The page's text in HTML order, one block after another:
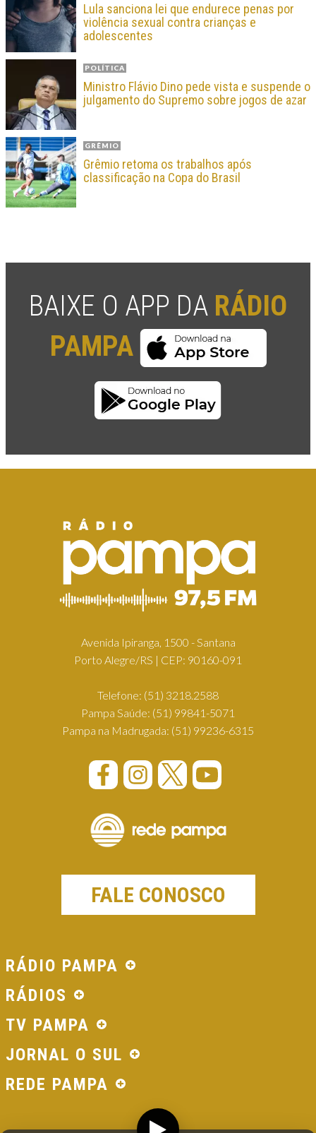
Lula sanciona lei que endurece penas por
violência sexual contra crianças e
adolescentes
POLÍTICA
Ministro Flávio Dino pede vista e suspende o
julgamento do Supremo sobre jogos de azar
GRÊMIO
Grêmio retoma os trabalhos após
classificação na Copa do Brasil
BAIXE O APP DA RÁDIO
PAMPA
Avenida Ipiranga, 1500 - Santana
Porto Alegre/RS | CEP: 90160-091
Telefone: (51) 3218.2588
Pampa Saúde: (51) 99841-5071
Pampa na Madrugada: (51) 99236-6315
FALE CONOSCO
RÁDIO PAMPA
RÁDIOS
TV PAMPA
JORNAL O SUL
REDE PAMPA